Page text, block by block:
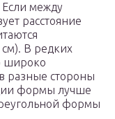
между
расстояние
В редких
широко
разные стороны
формы лучше
формы